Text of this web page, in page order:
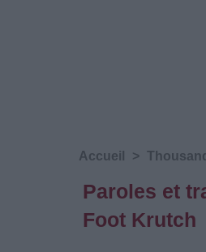
Accueil >
Paroles et
Foot Krutch